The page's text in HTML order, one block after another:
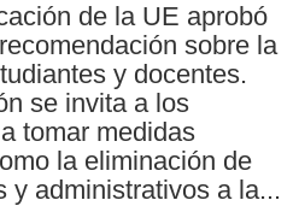
de la UE aprobó
sobre la
y docentes.
se invita a los
tomar medidas
la eliminación de
y administrativos a la...